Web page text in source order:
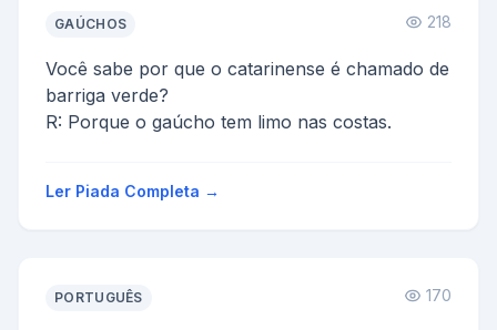
GAÚCHOS 218
Você sabe por que o catarinense é chamado de
barriga verde?
R: Porque o gaúcho tem limo nas costas.
Ler Piada Completa →
PORTUGUÊS 170